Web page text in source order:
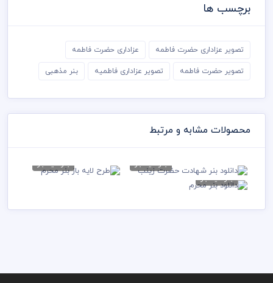
برچسب ها
تصویر عزاداری حضرت فاطمه عزاداری حضرت فاطمه
تصویر حضرت فاطمه تصویر عزاداری فاطمیه بنر مذهبی
محصولات مشابه و مرتبط
دانلود بنر شهادت حضرت زینب
75,000 تومان
بنر لایه باز
طرح لایه باز بنر محرم
بنر لایه باز
دانلود بنر
بنر لایه باز